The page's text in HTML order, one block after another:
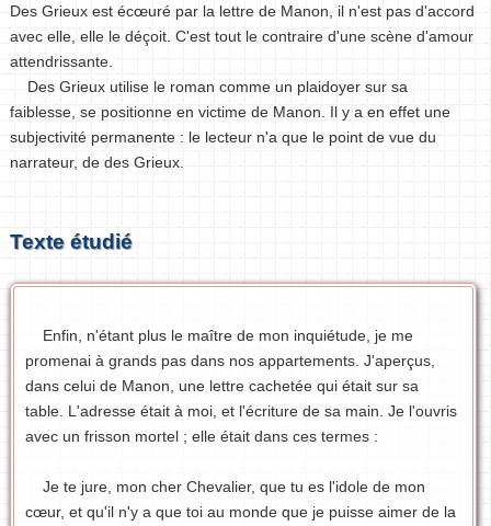
Des Grieux est écœuré par la lettre de Manon, il n'est pas d'accord
avec elle, elle le déçoit. C'est tout le contraire d'une scène d'amour
attendrissante.
Des Grieux utilise le roman comme un plaidoyer sur sa
faiblesse, se positionne en victime de Manon. Il y a en effet une
subjectivité permanente : le lecteur n'a que le point de vue du
narrateur, de des Grieux.
Texte étudié
Enfin, n'étant plus le maître de mon inquiétude, je me
promenai à grands pas dans nos appartements. J'aperçus,
dans celui de Manon, une lettre cachetée qui était sur sa
table. L'adresse était à moi, et l'écriture de sa main. Je l'ouvris
avec un frisson mortel ; elle était dans ces termes :
Je te jure, mon cher Chevalier, que tu es l'idole de mon
cœur, et qu'il n'y a que toi au monde que je puisse aimer de la